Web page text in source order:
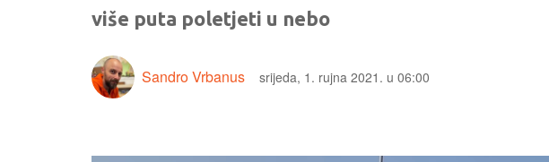
više puta poletjeti u nebo
Sandro Vrbanus srijeda, 1. rujna 2021. u 06:00